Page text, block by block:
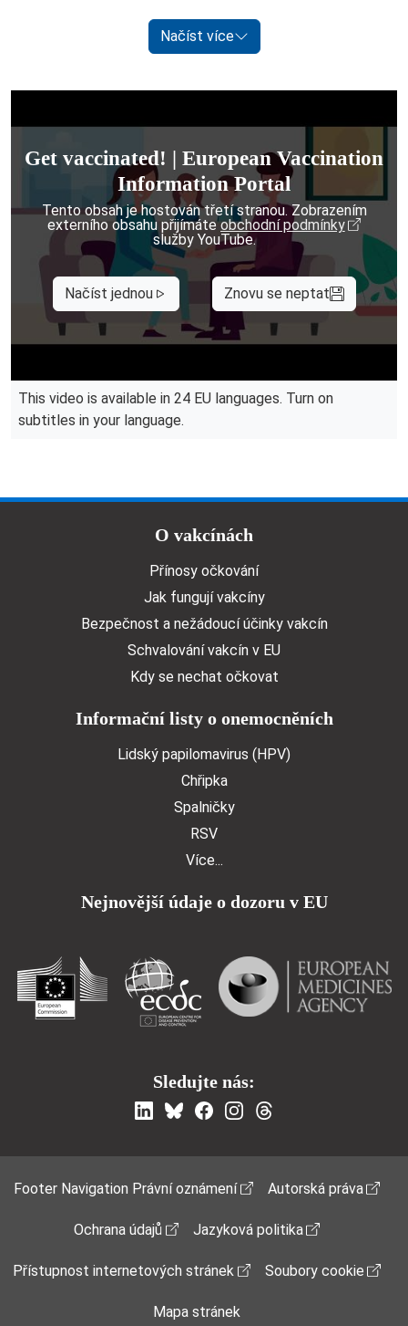
Načíst více
Get vaccinated! | European Vaccination
Information Portal
Tento obsah je hostován třetí stranou. Zobrazením
externího obsahu přijímáteobchodní podmínky
služby YouTube.
Načíst jednou Znovu se neptat
This video is available in 24 EU languages. Turn on
subtitles in your language.
Doormat menuO vakcínách
Přínosy očkování
Jak fungují vakcíny
Bezpečnost a nežádoucí účinky vakcín
Schvalování vakcín v EU
Kdy se nechat očkovat
Informační listy o onemocněních
Lidský papilomavirus (HPV)
Chřipka
Spalničky
RSV
Více...
Nejnovější údaje o dozoru v EU
Sledujte nás:
Footer Menu
Footer Navigation Právní oznámení Autorská práva
Ochrana údajů Jazyková politika
Přístupnost internetových stránek Soubory cookie
Mapa stránek